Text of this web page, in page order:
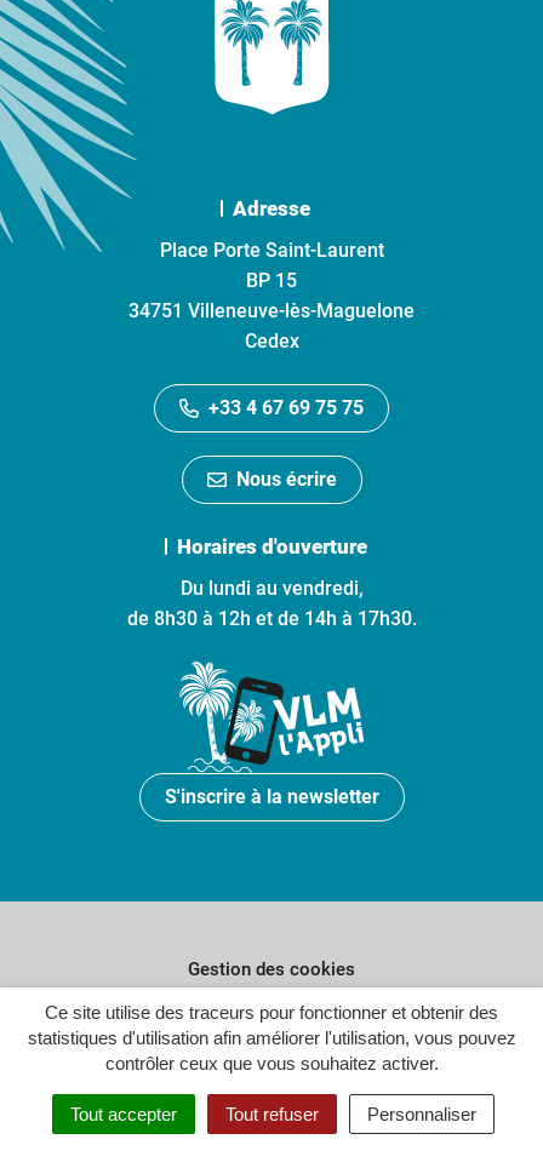
Ce site utilise des traceurs pour fonctionner et obtenir des
statistiques d'utilisation afin améliorer l'utilisation, vous pouvez
contrôler ceux que vous souhaitez activer.
Tout accepter Tout refuser Personnaliser
Adresse
Place Porte Saint-Laurent
BP 15
34751 Villeneuve-lès-Maguelone
Cedex
+33 4 67 69 75 75
Nous écrire
Horaires d'ouverture
Du lundi au vendredi,
de 8h30 à 12h et de 14h à 17h30.
S'inscrire à la newsletter
Gestion des cookies
Plan du site
Politique de confidentialité
Crédits